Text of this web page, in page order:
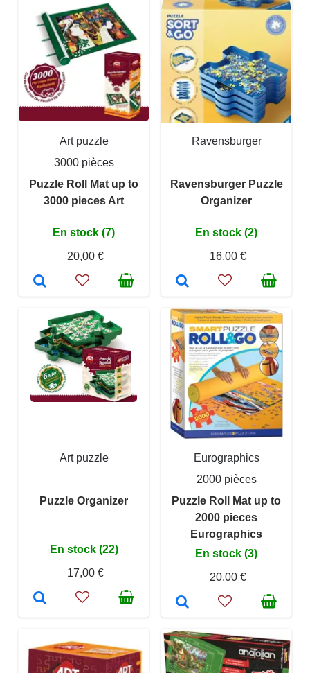
Art puzzle
3000 pièces
Puzzle Roll Mat up to
3000 pieces Art
En stock (7)
20,00 €
Ravensburger
Ravensburger Puzzle
Organizer
En stock (2)
16,00 €
Art puzzle
Puzzle Organizer
En stock (22)
17,00 €
Eurographics
2000 pièces
Puzzle Roll Mat up to
2000 pieces
Eurographics
En stock (3)
20,00 €